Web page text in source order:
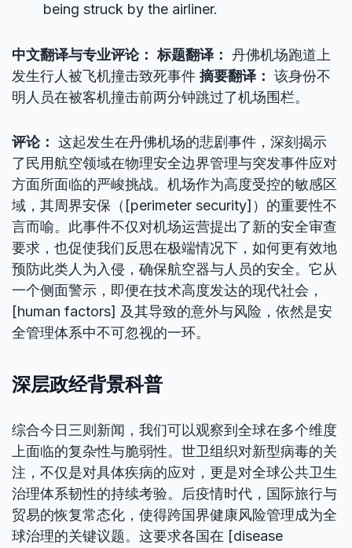
being struck by the airliner.
中文翻译与专业评论： 标题翻译： 丹佛机场跑道上
发生行人被飞机撞击致死事件 摘要翻译： 该身份不
明人员在被客机撞击前两分钟跳过了机场围栏。
评论： 这起发生在丹佛机场的悲剧事件，深刻揭示
了民用航空领域在物理安全边界管理与突发事件应对
方面所面临的严峻挑战。机场作为高度受控的敏感区
域，其周界安保（[perimeter security]）的重要性不
言而喻。此事件不仅对机场运营提出了新的安全审查
要求，也促使我们反思在极端情况下，如何更有效地
预防此类人为入侵，确保航空器与人员的安全。它从
一个侧面警示，即便在技术高度发达的现代社会，
[human factors] 及其导致的意外与风险，依然是安
全管理体系中不可忽视的一环。
深层政经背景科普
综合今日三则新闻，我们可以观察到全球在多个维度
上面临的复杂性与脆弱性。世卫组织对新型病毒的关
注，不仅是对具体疾病的应对，更是对全球公共卫生
治理体系韧性的持续考验。后疫情时代，国际旅行与
贸易的恢复常态化，使得跨国界健康风险管理成为全
球治理的关键议题。这要求各国在 [disease